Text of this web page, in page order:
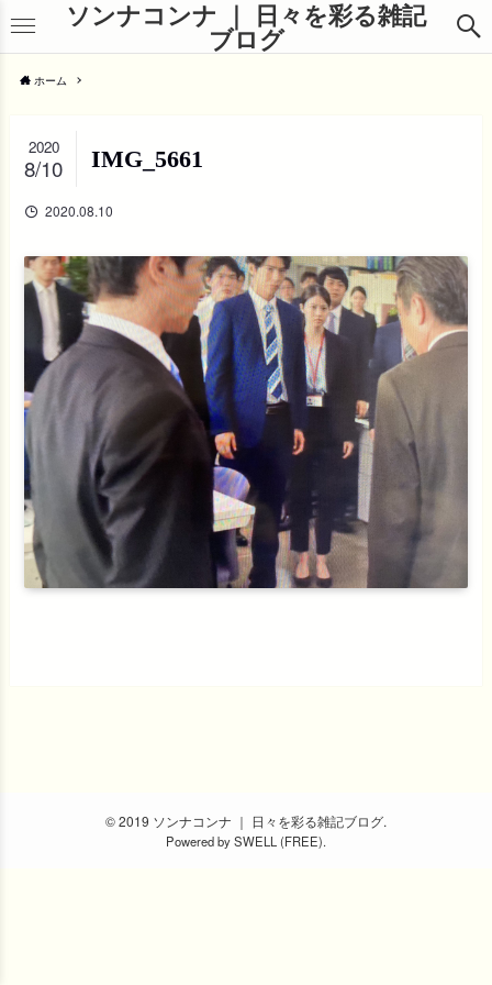
ソンナコンナ ｜ 日々を彩る雑記
ブログ
ホーム
IMG_5661
2020
8/10
2020.08.10
© 2019 ソンナコンナ ｜ 日々を彩る雑記ブログ.
Powered bySWELL (FREE).